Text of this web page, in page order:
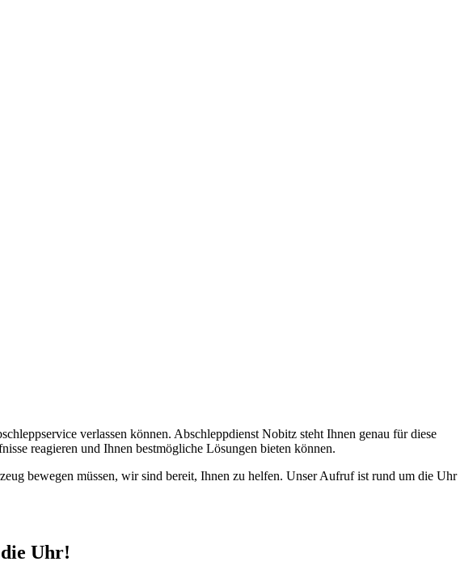
verlassen können. Abschleppdienst Nobitz steht Ihnen genau für diese
reagieren und Ihnen bestmögliche Lösungen bieten können.
bewegen müssen, wir sind bereit, Ihnen zu helfen. Unser Aufruf ist rund um die Uhr
Uhr!